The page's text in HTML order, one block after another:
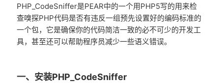
PHP_CodeSniffer是PEAR中的一个用PHP5写的用来检
查嗅探PHP代码是否有违反一组预先设置好的编码标准的
一个包，它是确保你的代码简洁一致的必不可少的开发工
具，甚至还可以帮助程序员减少一些语义错误。
一、安装PHP_CodeSniffer